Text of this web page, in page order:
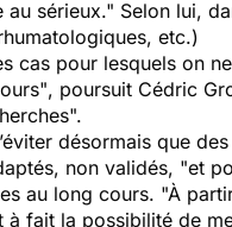
au sérieux." Selon lui,
etc.)
cas pour lesquels on
, poursuit Cédric
désormais que
non validés, "et
au long cours. "À
à fait la possibilité de